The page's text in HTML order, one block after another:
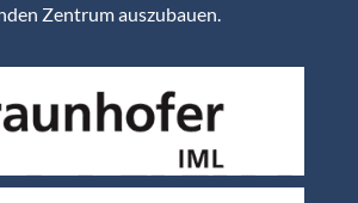
Zentrum auszubauen.